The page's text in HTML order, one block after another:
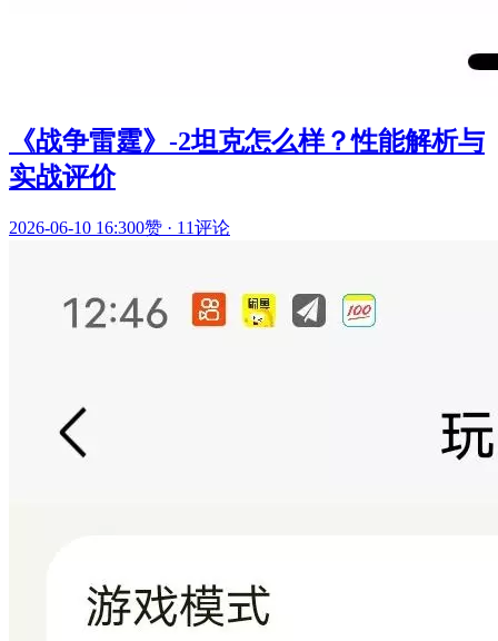
《战争雷霆》-2坦克怎么样？性能解析与
实战评价
2026-06-10 16:300赞 · 11评论